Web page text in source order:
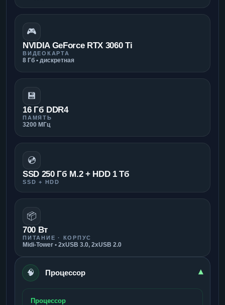
🎮
NVIDIA GeForce RTX 3060 Ti
ВИДЕОКАРТА
8 Гб • дискретная
💾
16 Гб DDR4
ПАМЯТЬ
3200 МГц
💿
SSD 250 Гб M.2 + HDD 1 Тб
SSD + HDD
📦
700 Вт
ПИТАНИЕ · КОРПУС
Midi-Tower • 2xUSB 3.0, 2xUSB 2.0
🧠 Процессор ▾
Процессор